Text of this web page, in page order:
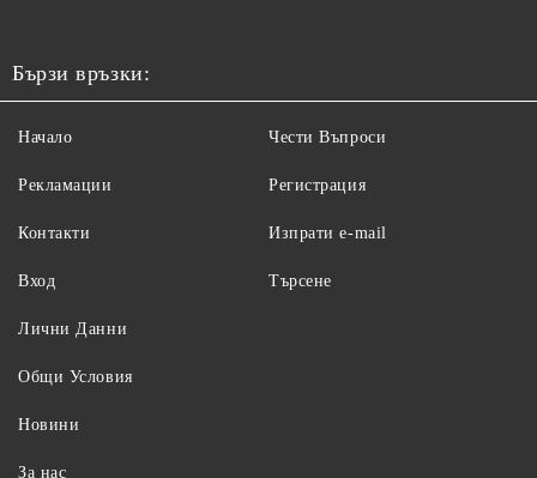
Бързи връзки:
Начало
Рекламации
Контакти
Вход
Чести Въпроси
Регистрация
Изпрати e-mail
Търсене
Лични Данни
Общи Условия
Новини
За нас